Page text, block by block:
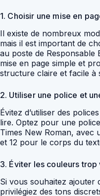
1. Choisir une mise en
Il existe de nombreux
mais il est important de
au poste de
mise en page simple et
structure claire et facile à
2. Utiliser une police et
Évitez d’utiliser des
lire. Optez pour une
Times New Roman, avec
et 12 pour le corps du
3. Éviter les couleurs
Si vous souhaitez ajouter
privilégiez des tons